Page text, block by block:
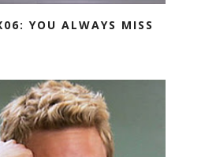
YOU ALWAYS MISS